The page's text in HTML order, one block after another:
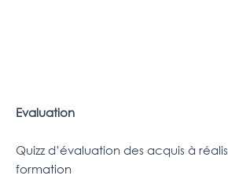
Evaluation
Quizz d’évaluation des acquis à
formation